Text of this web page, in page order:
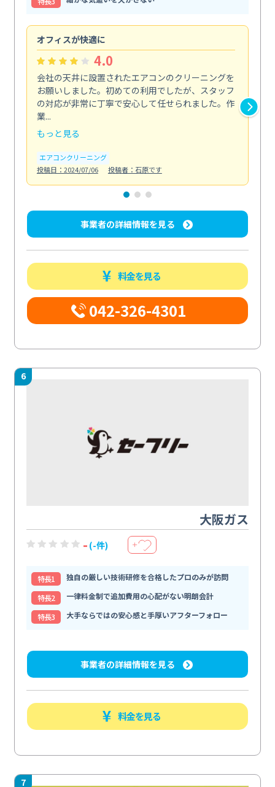
オフィスが快適に
4.0
会社の天井に設置されたエアコンのクリーニングを
お願いしました。初めての利用でしたが、スタッフ
の対応が非常に丁寧で安心して任せられました。作
業...
もっと見る
エアコンクリーニング
投稿日：2024/07/06
投稿者：石原です
事業者の詳細情報を見る
料金を見る
042-326-4301
6
大阪ガス
- (-件) ＋
特⻑1
独自の厳しい技術研修を合格したプロのみが訪問
特⻑2
一律料金制で追加費用の心配がない明朗会計
特⻑3
大手ならではの安心感と手厚いアフターフォロー
事業者の詳細情報を見る
料金を見る
7